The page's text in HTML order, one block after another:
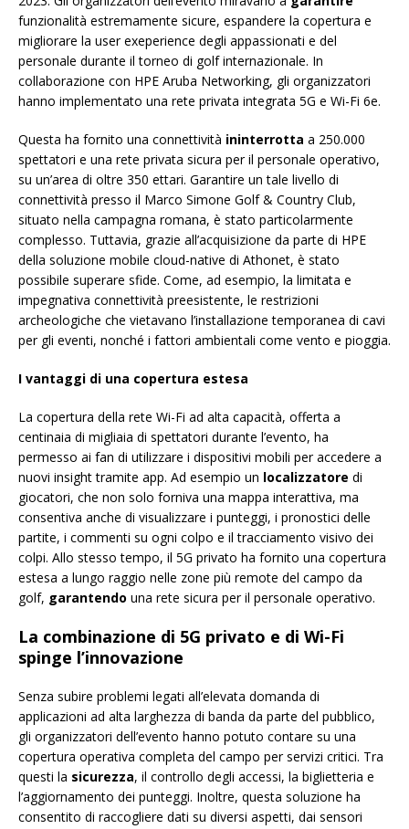
funzionalità estremamente sicure, espandere la copertura e
migliorare la user exeperience degli appassionati e del
personale durante il torneo di golf internazionale. In
collaborazione con HPE Aruba Networking, gli organizzatori
hanno implementato una rete privata integrata 5G e Wi-Fi 6e.
Questa ha fornito una connettività ininterrotta a 250.000
spettatori e una rete privata sicura per il personale operativo,
su un’area di oltre 350 ettari. Garantire un tale livello di
connettività presso il Marco Simone Golf & Country Club,
situato nella campagna romana, è stato particolarmente
complesso. Tuttavia, grazie all’acquisizione da parte di HPE
della soluzione mobile cloud-native di Athonet, è stato
possibile superare sfide. Come, ad esempio, la limitata e
impegnativa connettività preesistente, le restrizioni
archeologiche che vietavano l’installazione temporanea di cavi
per gli eventi, nonché i fattori ambientali come vento e pioggia.
I vantaggi di una copertura estesa
La copertura della rete Wi-Fi ad alta capacità, offerta a
centinaia di migliaia di spettatori durante l’evento, ha
permesso ai fan di utilizzare i dispositivi mobili per accedere a
nuovi insight tramite app. Ad esempio un localizzatore di
giocatori, che non solo forniva una mappa interattiva, ma
consentiva anche di visualizzare i punteggi, i pronostici delle
partite, i commenti su ogni colpo e il tracciamento visivo dei
colpi. Allo stesso tempo, il 5G privato ha fornito una copertura
estesa a lungo raggio nelle zone più remote del campo da
golf, garantendo una rete sicura per il personale operativo.
La combinazione di 5G privato e di Wi-Fi
spinge l’innovazione
Senza subire problemi legati all’elevata domanda di
applicazioni ad alta larghezza di banda da parte del pubblico,
gli organizzatori dell’evento hanno potuto contare su una
copertura operativa completa del campo per servizi critici. Tra
questi la sicurezza, il controllo degli accessi, la biglietteria e
l’aggiornamento dei punteggi. Inoltre, questa soluzione ha
consentito di raccogliere dati su diversi aspetti, dai sensori